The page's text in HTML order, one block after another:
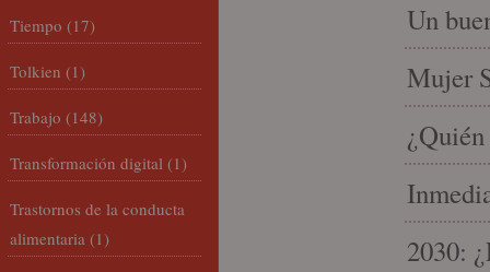
Un
Mujer
2030:
Tiempo (17)
Tolkien (1)
Trabajo (148)
Transformación digital (1)
Trastornos de la conducta
alimentaria (1)